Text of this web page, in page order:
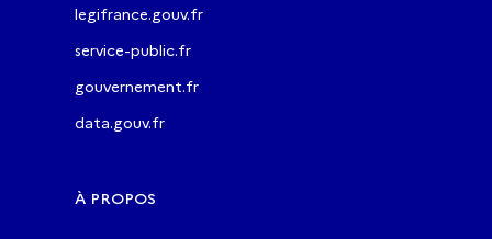
legifrance.gouv.fr
service-public.fr
gouvernement.fr
data.gouv.fr
À PROPOS